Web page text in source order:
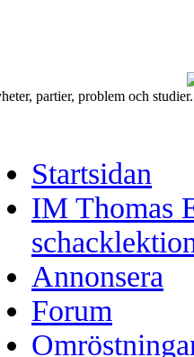
partier, problem och
Startsidan
IM Thomas
Annonsera
Forum